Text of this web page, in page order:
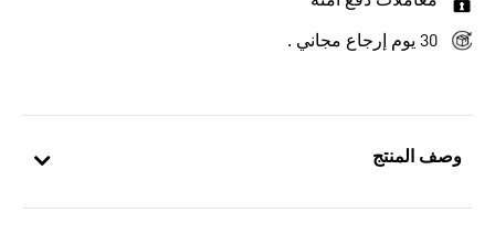
وصف المنتج